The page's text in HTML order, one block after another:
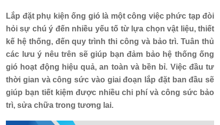
Lắp đặt phụ kiện ống gió là một công việc phức tạp đòi
hỏi sự chú ý đến nhiều yếu tố từ lựa chọn vật liệu, thiết
kế hệ thống, đến quy trình thi công và bảo trì. Tuân thủ
các lưu ý nêu trên sẽ giúp bạn đảm bảo hệ thống ống
gió hoạt động hiệu quả, an toàn và bền bỉ. Việc đầu tư
thời gian và công sức vào giai đoạn lắp đặt ban đầu sẽ
giúp bạn tiết kiệm được nhiều chi phí và công sức bảo
trì, sửa chữa trong tương lai.